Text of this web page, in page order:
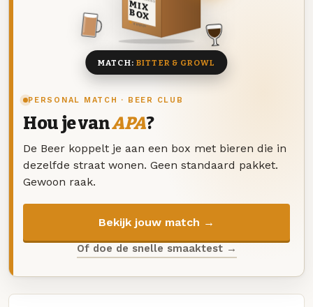
PERSONAL MATCH · BEER CLUB
Hou je vanAPA?
De Beer koppelt je aan een box met bieren die in
dezelfde straat wonen. Geen standaard pakket.
Gewoon raak.
Bekijk jouw match →
Of doe de snelle smaaktest →
MIX
BOX
8 BIEREN
MATCH: BITTER & GROWL